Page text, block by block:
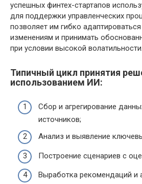
успешных финтех-стартапов
для поддержки управленческих
позволяет им гибко
изменениям и принимать
при условии высокой волатильности.
Типичный цикл принятия
использованием ИИ:
Сбор и агрегирование
источников;
Анализ и выявление
Построение сценариев с
Выработка рекомендаций и